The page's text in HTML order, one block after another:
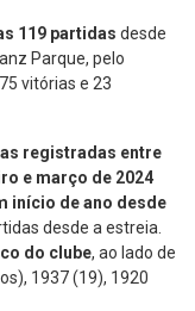
119 partidas desde
Parque, pelo
vitórias e 23
registradas entre
e março de 2024
início de ano desde
desde a estreia.
do clube, ao lado de
1937 (19), 1920